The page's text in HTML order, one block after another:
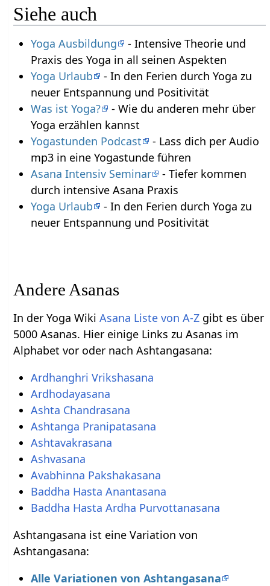
Siehe auch
Yoga Ausbildung
- Intensive Theorie und
Praxis des Yoga in all seinen Aspekten
Yoga Urlaub
- In den Ferien durch Yoga zu
neuer Entspannung und Positivität
Was ist Yoga?
- Wie du anderen mehr über
Yoga erzählen kannst
Yogastunden Podcast
- Lass dich per Audio
mp3 in eine Yogastunde führen
Asana Intensiv Seminar
- Tiefer kommen
durch intensive Asana Praxis
Yoga Urlaub
- In den Ferien durch Yoga zu
neuer Entspannung und Positivität
Andere Asanas
In der Yoga WikiAsana Liste von A-Z gibt es über
5000 Asanas. Hier einige Links zu Asanas im
Alphabet vor oder nach Ashtangasana:
Ardhanghri Vrikshasana
Ardhodayasana
Ashta Chandrasana
Ashtanga Pranipatasana
Ashtavakrasana
Ashvasana
Avabhinna Pakshakasana
Baddha Hasta Anantasana
Baddha Hasta Ardha Purvottanasana
Ashtangasana ist eine Variation von
Ashtangasana:
Alle Variationen von Ashtangasana